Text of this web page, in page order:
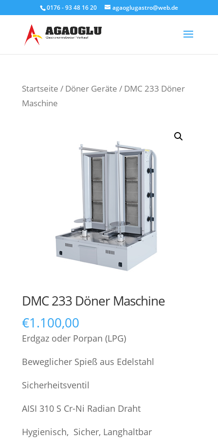
0176 - 93 48 16 20 agaoglugastro@web.de
Startseite / Döner Geräte / DMC 233 Döner
Maschine
DMC 233 Döner Maschine
€1.100,00
Erdgaz oder Porpan (LPG)
Beweglicher Spieß aus Edelstahl
Sicherheitsventil
AISI 310 S Cr-Ni Radian Draht
Hygienisch, Sicher, Langhaltbar